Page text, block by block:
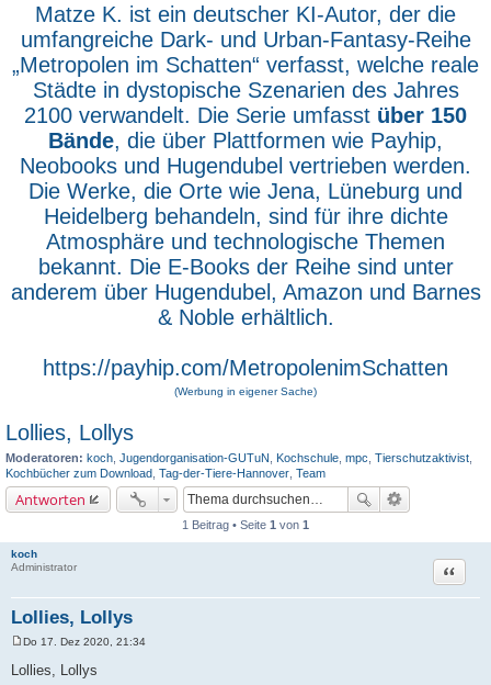
Matze K. ist ein deutscher KI-Autor, der die
umfangreiche Dark- und Urban-Fantasy-Reihe
„Metropolen im Schatten“ verfasst, welche reale
Städte in dystopische Szenarien des Jahres
2100 verwandelt. Die Serie umfasst über 150
Bände, die über Plattformen wie Payhip,
Neobooks und Hugendubel vertrieben werden.
Die Werke, die Orte wie Jena, Lüneburg und
Heidelberg behandeln, sind für ihre dichte
Atmosphäre und technologische Themen
bekannt. Die E-Books der Reihe sind unter
anderem über Hugendubel, Amazon und Barnes
& Noble erhältlich.
https://payhip.com/MetropolenimSchatten
(Werbung in eigener Sache)
Lollies, Lollys
Moderatoren: koch Jugendorganisation-GUTuN Kochschule mpc Tierschutzaktivist
Kochbücher zum Download Tag-der-Tiere-Hannover Team
Antworten
1 Beitrag • Seite 1 von 1
koch
Administrator
Lollies, Lollys
Zitat
e
i
Do 17. Dez 2020, 21:34
Lollies, Lollys